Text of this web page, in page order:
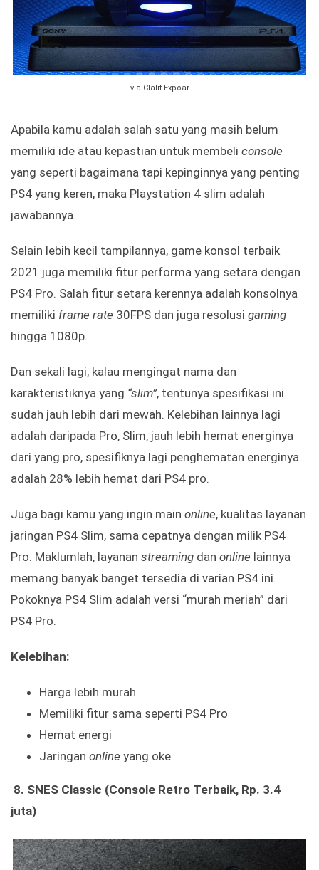
via Clalit.Expoar
Apabila kamu adalah salah satu yang masih belum
memiliki ide atau kepastian untuk membeli console
yang seperti bagaimana tapi kepinginnya yang penting
PS4 yang keren, maka Playstation 4 slim adalah
jawabannya.
Selain lebih kecil tampilannya, game konsol terbaik
2021 juga memiliki fitur performa yang setara dengan
PS4 Pro. Salah fitur setara kerennya adalah konsolnya
memiliki frame rate 30FPS dan juga resolusi gaming
hingga 1080p.
Dan sekali lagi, kalau mengingat nama dan
karakteristiknya yang “slim”, tentunya spesifikasi ini
sudah jauh lebih dari mewah. Kelebihan lainnya lagi
adalah daripada Pro, Slim, jauh lebih hemat energinya
dari yang pro, spesifiknya lagi penghematan energinya
adalah 28% lebih hemat dari PS4 pro.
Juga bagi kamu yang ingin main online, kualitas layanan
jaringan PS4 Slim, sama cepatnya dengan milik PS4
Pro. Maklumlah, layanan streaming dan online lainnya
memang banyak banget tersedia di varian PS4 ini.
Pokoknya PS4 Slim adalah versi “murah meriah” dari
PS4 Pro.
Kelebihan:
Harga lebih murah
Memiliki fitur sama seperti PS4 Pro
Hemat energi
Jaringan online yang oke
8. SNES Classic (Console Retro Terbaik, Rp. 3.4
juta)